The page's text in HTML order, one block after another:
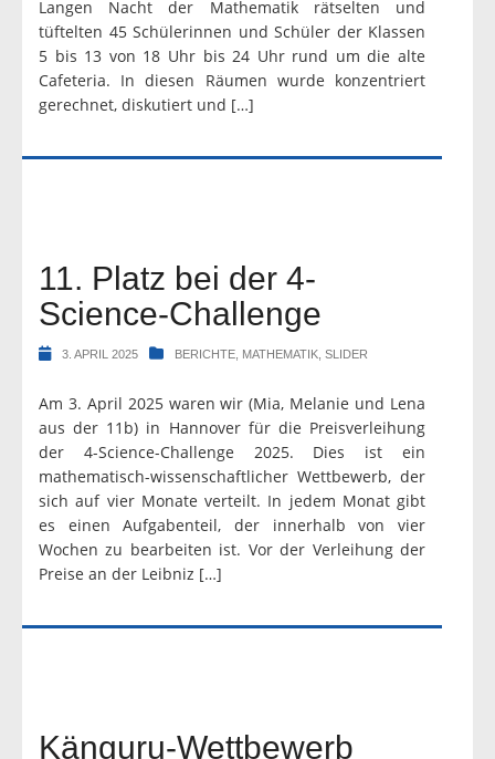
Langen Nacht der Mathematik rätselten und
tüftelten 45 Schülerinnen und Schüler der Klassen
5 bis 13 von 18 Uhr bis 24 Uhr rund um die alte
Cafeteria. In diesen Räumen wurde konzentriert
gerechnet, diskutiert und […]
11. Platz bei der 4-
Science-Challenge
3. APRIL 2025 BERICHTE MATHEMATIK SLIDER
Am 3. April 2025 waren wir (Mia, Melanie und Lena
aus der 11b) in Hannover für die Preisverleihung
der 4-Science-Challenge 2025. Dies ist ein
mathematisch-wissenschaftlicher Wettbewerb, der
sich auf vier Monate verteilt. In jedem Monat gibt
es einen Aufgabenteil, der innerhalb von vier
Wochen zu bearbeiten ist. Vor der Verleihung der
Preise an der Leibniz […]
Känguru-Wettbewerb